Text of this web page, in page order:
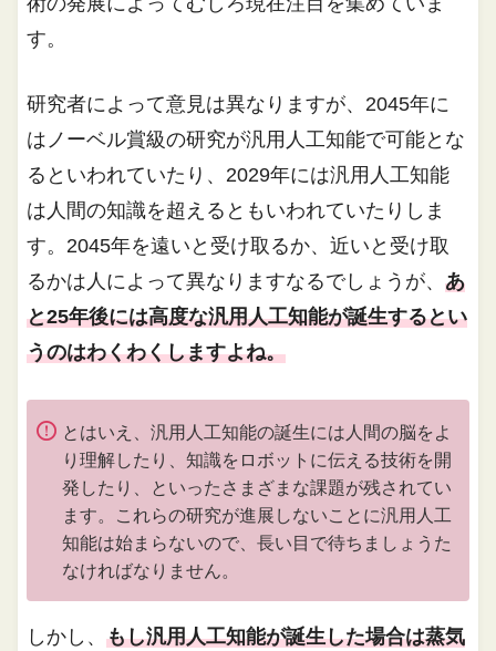
す。
研究者によって意見は異なりますが、2045年に
はノーベル賞級の研究が汎用人工知能で可能とな
るといわれていたり、2029年には汎用人工知能
は人間の知識を超えるともいわれていたりしま
す。2045年を遠いと受け取るか、近いと受け取
るかは人によって異なりますなるでしょうが、あ
と25年後には高度な汎用人工知能が誕生するとい
うのはわくわくしますよね。
とはいえ、汎用人工知能の誕生には人間の脳をよ
り理解したり、知識をロボットに伝える技術を開
発したり、といったさまざまな課題が残されてい
ます。これらの研究が進展しないことに汎用人工
知能は始まらないので、長い目で待ちましょうた
なければなりません。
しかし、もし汎用人工知能が誕生した場合は蒸気